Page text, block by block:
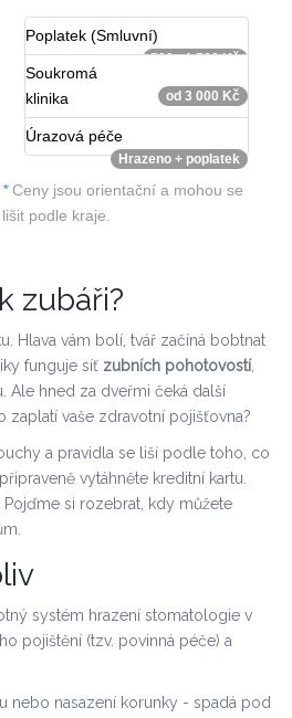
Poplatek (Smluvní)
500 - 1 500 Kč
Soukromá
klinika
od 3 000 Kč
Úrazová péče
Hrazeno + poplatek
*Ceny jsou orientační a mohou se
lišit podle kraje.
zubáři?
Hlava vám bolí, tvář začíná bobtnat
funguje síť zubních pohotovostí
. Ale hned za dveřmi čeká další
zaplatí vaše zdravotní pojišťovna?
a pravidla se liší podle toho, co
vytáhněte kreditní kartu.
si rozebrat, kdy můžete
systém hrazení stomatologie v
pojištění (tzv. povinná péče) a
nebo nasazení korunky - spadá pod